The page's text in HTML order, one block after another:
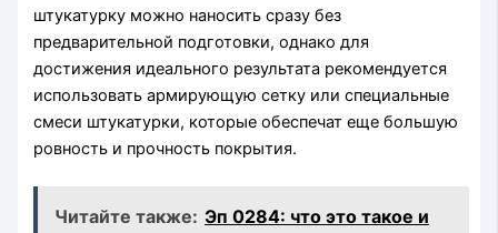
штукатурку можно наносить сразу без
предварительной подготовки, однако для
достижения идеального результата рекомендуется
использовать армирующую сетку или специальные
смеси штукатурки, которые обеспечат еще большую
ровность и прочность покрытия.
Читайте также: Эп 0284: что это такое и